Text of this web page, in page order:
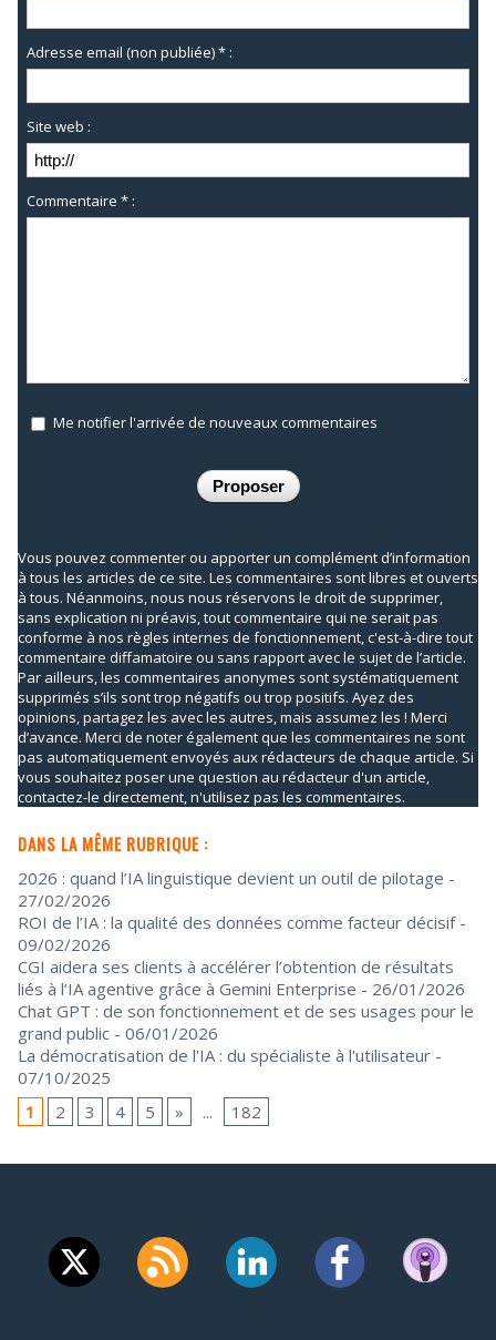
Adresse email (non publiée) * :
Site web :
Commentaire * :
Me notifier l'arrivée de nouveaux commentaires
Vous pouvez commenter ou apporter un complément d’information
à tous les articles de ce site. Les commentaires sont libres et ouverts
à tous. Néanmoins, nous nous réservons le droit de supprimer,
sans explication ni préavis, tout commentaire qui ne serait pas
conforme à nos règles internes de fonctionnement, c'est-à-dire tout
commentaire diffamatoire ou sans rapport avec le sujet de l’article.
Par ailleurs, les commentaires anonymes sont systématiquement
supprimés s’ils sont trop négatifs ou trop positifs. Ayez des
opinions, partagez les avec les autres, mais assumez les ! Merci
d’avance. Merci de noter également que les commentaires ne sont
pas automatiquement envoyés aux rédacteurs de chaque article. Si
vous souhaitez poser une question au rédacteur d'un article,
contactez-le directement, n'utilisez pas les commentaires.
DANS LA MÊME RUBRIQUE :
2026 : quand l’IA linguistique devient un outil de pilotage -
27/02/2026
ROI de l’IA : la qualité des données comme facteur décisif -
09/02/2026
CGI aidera ses clients à accélérer l’obtention de résultats
liés à l’IA agentive grâce à Gemini Enterprise - 26/01/2026
Chat GPT : de son fonctionnement et de ses usages pour le
grand public - 06/01/2026
La démocratisation de l'IA : du spécialiste à l'utilisateur -
07/10/2025
1
2 3 4 5 » ... 182